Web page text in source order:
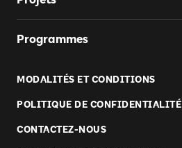
Programmes
MODALITÉS ET CONDITIONS
POLITIQUE DE CONFIDENTIALITÉ
CONTACTEZ-NOUS